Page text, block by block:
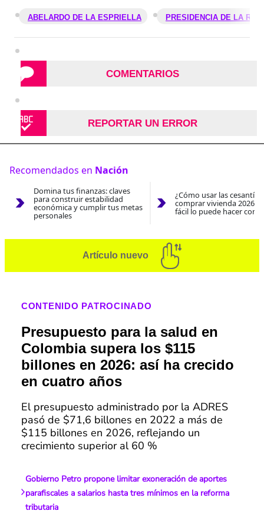
ABELARDO DE LA ESPRIELLA PRESIDENCIA DE LA
COMENTARIOS
REPORTAR UN ERROR
Recomendados en Nación
Domina tus finanzas: claves
para construir estabilidad
económica y cumplir tus metas
personales
¿Cómo usar las
comprar vivienda 2026?
fácil lo puede hacer con
Artículo nuevo
CONTENIDO PATROCINADO
Presupuesto para la salud en
Colombia supera los $115
billones en 2026: así ha crecido
en cuatro años
El presupuesto administrado por la ADRES
pasó de $71,6 billones en 2022 a más de
$115 billones en 2026, reflejando un
crecimiento superior al 60 %
Gobierno Petro propone limitar exoneración de aportes
parafiscales a salarios hasta tres mínimos en la reforma
tributaria